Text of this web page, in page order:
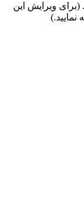
(برای ویرایش این